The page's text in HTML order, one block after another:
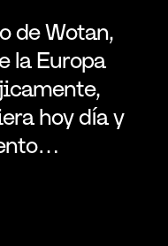
de Wotan,
la Europa
hoy día y